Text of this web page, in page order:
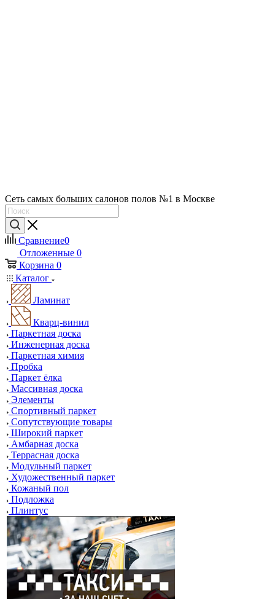
Сеть самых больших салонов полов №1 в Москве
Сравнение0
Отложенные 0
Корзина 0
Каталог
Ламинат
Кварц-винил
Паркетная доска
Инженерная доска
Паркетная химия
Пробка
Паркет ёлка
Массивная доска
Элементы
Спортивный паркет
Сопутствующие товары
Широкий паркет
Амбарная доска
Террасная доска
Модульный паркет
Художественный паркет
Кожаный пол
Подложка
Плинтус